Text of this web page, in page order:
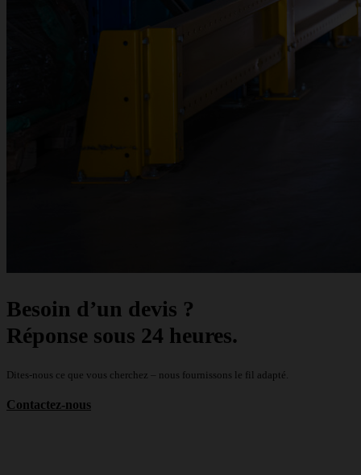
Besoin d’un devis ?
Réponse sous 24 heures.
Dites-nous ce que vous cherchez – nous fournissons le fil adapté.
Contactez-nous